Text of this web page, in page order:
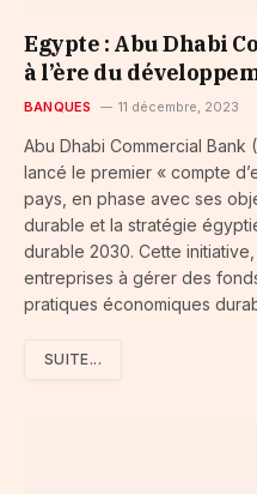
Egypte : Abu Dhabi
à l’ère du
BANQUES 11 décembre, 2023
Abu Dhabi Commercial
lancé le premier « compte
pays, en phase avec ses
durable et la stratégie
durable 2030. Cette
entreprises à gérer des
pratiques économiques
SUITE...